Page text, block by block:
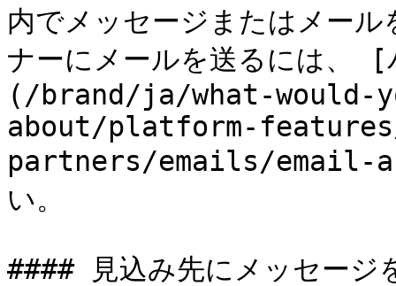
内でメッセージまたはメー
ナーにメールを送るには、
(/brand/ja/what-
about/platform-
partners/emails/email-
い。
#### 見込み先にメッセージ